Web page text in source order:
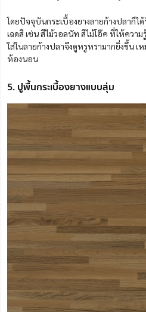
โดยปัจจุบันกระเบื้องยางลายก้างปลาก็ไ
เฉดสี เช่น สีไม้วอลนัท สีไม้โอ๊ค ที่ให้ควา
ใส่ในลายก้างปลาจึงดูหรูหรามากยิ่งขึ้น
ห้องนอน
5. ปูพื้นกระเบื้องยางแบบสุ่ม